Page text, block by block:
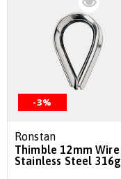
-3%
Ronstan
Thimble 12mm Wire
Stainless Steel 316g